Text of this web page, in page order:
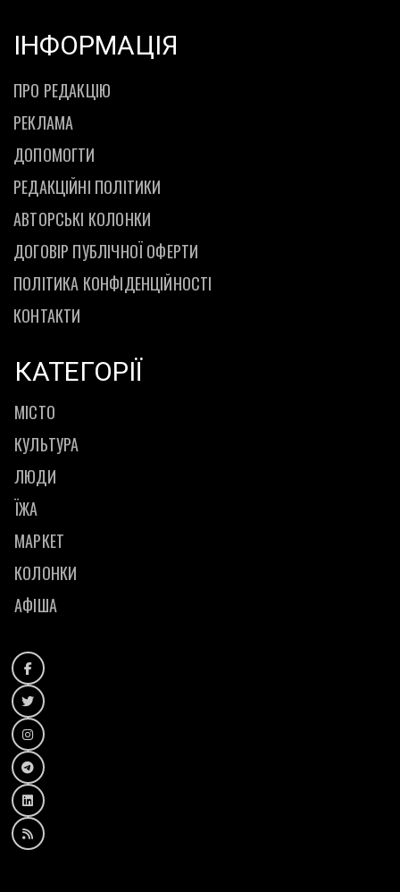
ІНФОРМАЦІЯ
ПРО РЕДАКЦІЮ
РЕКЛАМА
ДОПОМОГТИ
РЕДАКЦІЙНІ ПОЛІТИКИ
АВТОРСЬКІ КОЛОНКИ
ДОГОВІР ПУБЛІЧНОЇ ОФЕРТИ
ПОЛІТИКА КОНФІДЕНЦІЙНОСТІ
КОНТАКТИ
КАТЕГОРІЇ
МІСТО
КУЛЬТУРА
ЛЮДИ
ЇЖА
МАРКЕТ
КОЛОНКИ
АФІША